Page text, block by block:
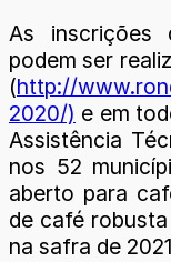
As inscrições
podem ser
(http://
2020/) e em
Assistência
nos 52
aberto para
de café
na safra de